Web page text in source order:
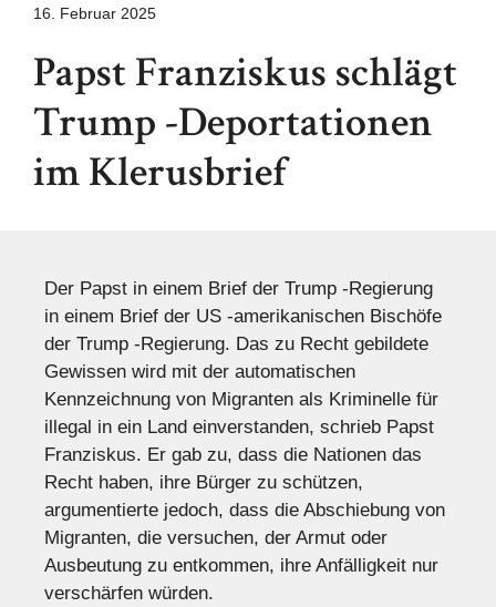
16. Februar 2025
Papst Franziskus schlägt
Trump -Deportationen
im Klerusbrief
Der Papst in einem Brief der Trump -Regierung
in einem Brief der US -amerikanischen Bischöfe
der Trump -Regierung. Das zu Recht gebildete
Gewissen wird mit der automatischen
Kennzeichnung von Migranten als Kriminelle für
illegal in ein Land einverstanden, schrieb Papst
Franziskus. Er gab zu, dass die Nationen das
Recht haben, ihre Bürger zu schützen,
argumentierte jedoch, dass die Abschiebung von
Migranten, die versuchen, der Armut oder
Ausbeutung zu entkommen, ihre Anfälligkeit nur
verschärfen würden.